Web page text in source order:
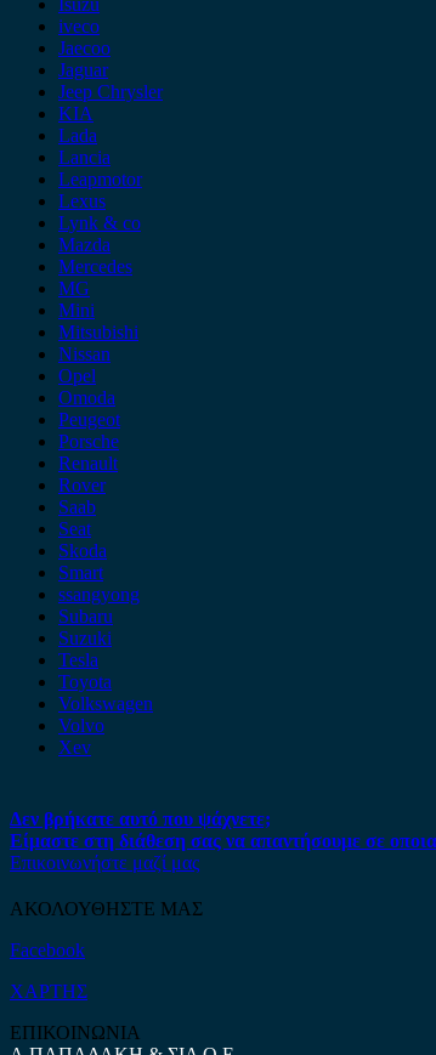
iveco
Jaecoo
Jaguar
Jeep Chrysler
KIA
Lada
Lancia
Leapmotor
Lexus
Lynk & co
Mazda
Mercedes
MG
Mini
Mitsubishi
Nissan
Opel
Omoda
Peugeot
Porsche
Renault
Rover
Saab
Seat
Skoda
Smart
ssangyong
Subaru
Suzuki
Tesla
Toyota
Volkswagen
Volvo
Xev
Δεν βρήκατε αυτό που ψάχνετε;
Είμαστε στη διάθεση σας να απαντήσουμε σε
Επικοινωνήστε μαζί μας
ΑΚΟΛΟΥΘΗΣΤΕ ΜΑΣ
Facebook
ΧΑΡΤΗΣ
ΕΠΙΚΟΙΝΩΝΙΑ